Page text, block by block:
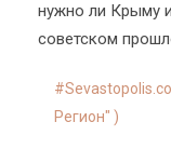
нужно ли Крыму
советском
Регион" )